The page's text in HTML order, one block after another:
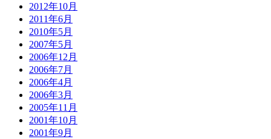
2012年10月
2011年6月
2010年5月
2007年5月
2006年12月
2006年7月
2006年4月
2006年3月
2005年11月
2001年10月
2001年9月